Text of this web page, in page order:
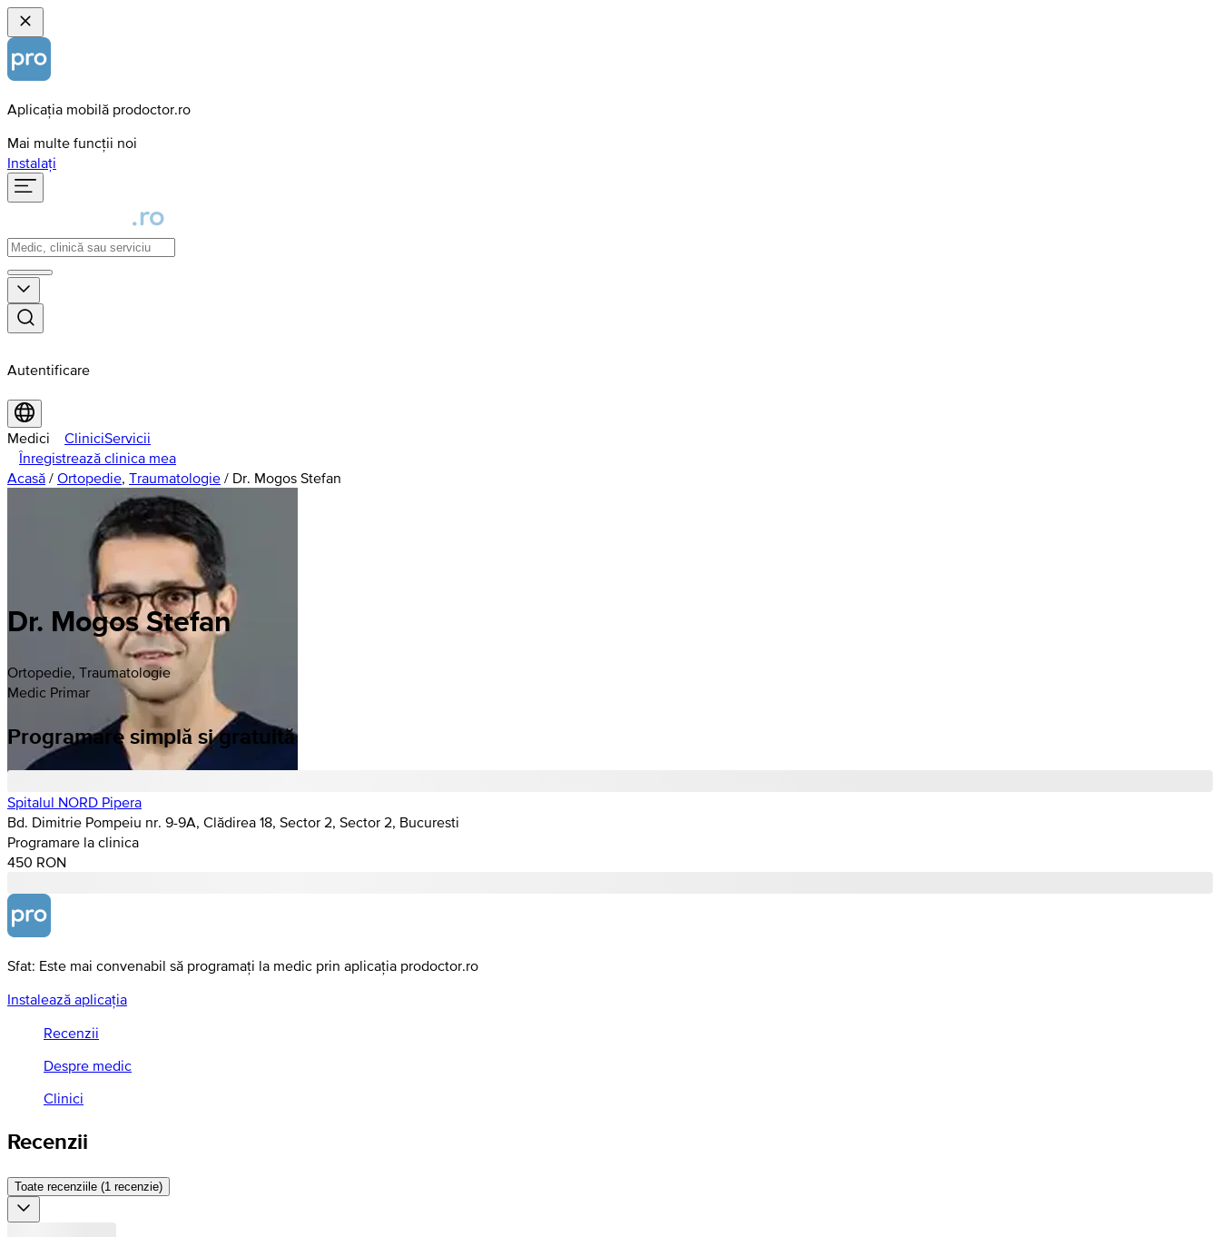
Aplicația mobilă prodoctor.ro
Mai multe funcții noi
Instalați
Autentificare
Medici CliniciServicii
Înregistrează clinica mea
Acasă / Ortopedie, Traumatologie / Dr. Mogos Stefan
Dr. Mogos Stefan
Ortopedie, Traumatologie
Medic Primar
Programare simplă si gratuită
Spitalul NORD Pipera
Bd. Dimitrie Pompeiu nr. 9-9A, Clădirea 18, Sector 2, Sector 2, Bucuresti
Programare la clinica
450 RON
Sfat: Este mai convenabil să programați la medic prin aplicația prodoctor.ro
Instalează aplicația
Recenzii
Despre medic
Clinici
Recenzii
Toate recenziile (1 recenzie)